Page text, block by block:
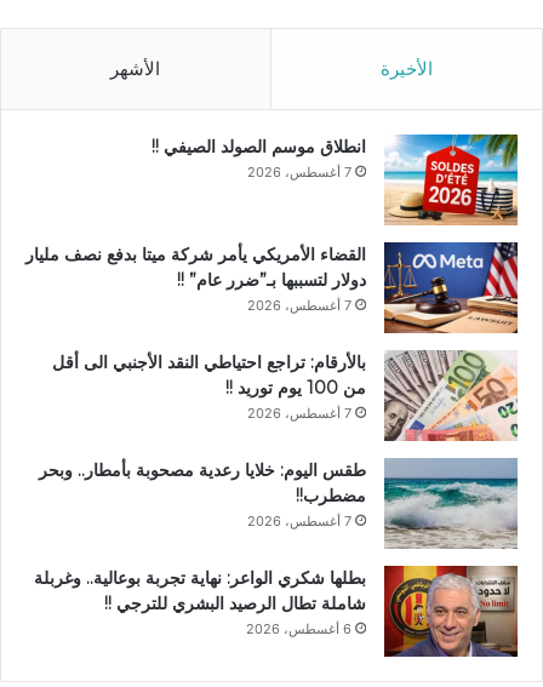
الأخيرة الأشهر
انطلاق موسم الصولد الصيفي !!
7 أغسطس، 2026
القضاء الأمريكي يأمر شركة ميتا بدفع نصف مليار
دولار لتسببها بـ”ضرر عام” !!
7 أغسطس، 2026
بالأرقام: تراجع احتياطي النقد الأجنبي الى أقل
من 100 يوم توريد !!
7 أغسطس، 2026
طقس اليوم: خلايا رعدية مصحوبة بأمطار.. وبحر
مضطرب!!
7 أغسطس، 2026
بطلها شكري الواعر: نهاية تجربة بوعالية.. وغربلة
شاملة تطال الرصيد البشري للترجي !!
6 أغسطس، 2026